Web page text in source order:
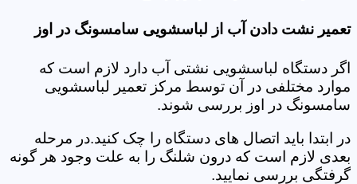
تعمیر نشت دادن آب از لباسشویی سامسونگ در اوز
اگر دستگاه لباسشویی نشتی آب دارد لازم است که
موارد مختلفی در آن توسط مرکز تعمیر لباسشویی
سامسونگ در اوز بررسی شوند.
در ابتدا باید اتصال های دستگاه را چک کنید.در مرحله
بعدی لازم است که درون شلنگ را به علت وجود هر گونه
گرفتگی بررسی نمایید.